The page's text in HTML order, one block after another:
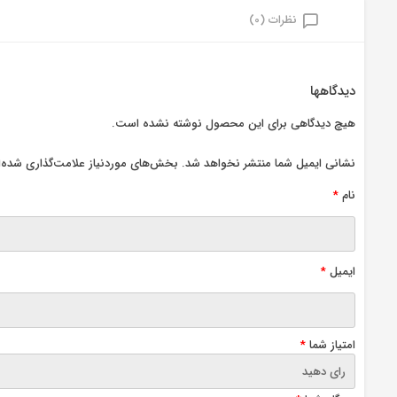
نظرات (0)
دیدگاهها
هیچ دیدگاهی برای این محصول نوشته نشده است.
نشانی ایمیل شما منتشر نخواهد شد. بخش‌های موردنیاز علامت‌گذاری
نام*
ایمیل*
امتیاز شما*